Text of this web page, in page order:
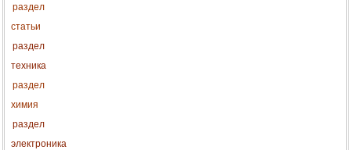
раздел
статьи
раздел
техника
раздел
химия
раздел
электроника